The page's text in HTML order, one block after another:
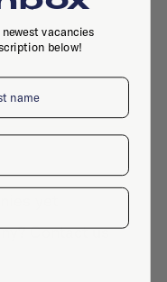
yet
Contact us
vacancies
below!